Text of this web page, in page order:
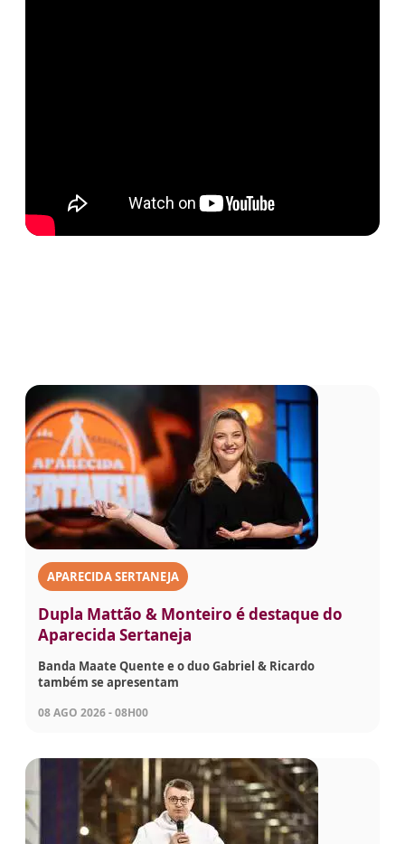
APARECIDA SERTANEJA
Dupla Mattão & Monteiro é destaque do
Aparecida Sertaneja
Banda Maate Quente e o duo Gabriel & Ricardo
também se apresentam
08 AGO 2026 - 08H00